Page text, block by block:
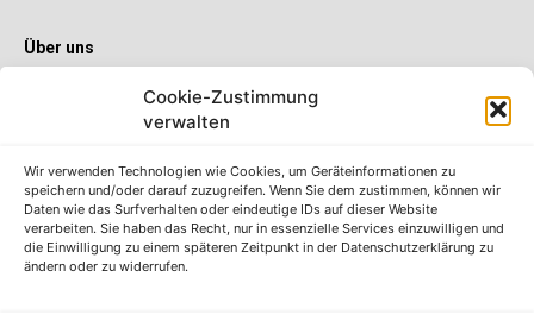
Cookie-Zustimmung
verwalten
Wir verwenden Technologien wie Cookies, um Geräteinformationen zu
speichern und/oder darauf zuzugreifen. Wenn Sie dem zustimmen, können wir
Daten wie das Surfverhalten oder eindeutige IDs auf dieser Website
verarbeiten. Sie haben das Recht, nur in essenzielle Services einzuwilligen und
die Einwilligung zu einem späteren Zeitpunkt in der Datenschutzerklärung zu
ändern oder zu widerrufen.
Über uns
Sie wollen mehr als ein gewöhnliches Girokonto? Dann ist unser
S-Quin Konto genau das Richtige für Sie. Die beiden
etliche Inklusivleistungen. Im S-Quin Magazin erfahren Sie
immer, was es Neues gibt.
Die S-Quin Kontomodelle